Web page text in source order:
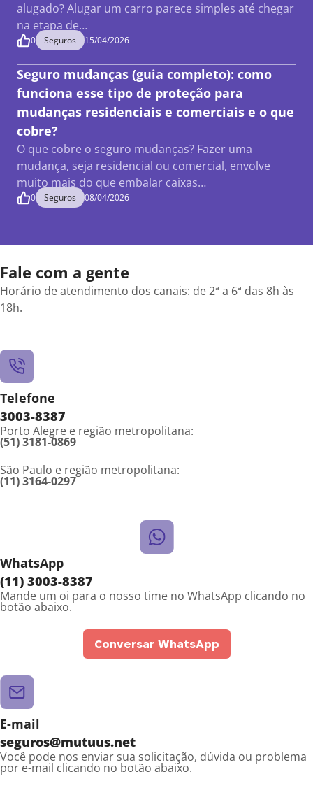
alugado? Alugar um carro parece simples até chegar
na etapa de…
0 Seguros 15/04/2026
Seguro mudanças (guia completo): como
funciona esse tipo de proteção para
mudanças residenciais e comerciais e o que
cobre?
O que cobre o seguro mudanças? Fazer uma
mudança, seja residencial ou comercial, envolve
muito mais do que embalar caixas…
0 Seguros 08/04/2026
Fale com a gente
Horário de atendimento dos canais: de 2ª a 6ª das 8h às
18h.
Telefone
3003-8387
Porto Alegre e região metropolitana:
(51) 3181-0869
São Paulo e região metropolitana:
(11) 3164-0297
WhatsApp
(11) 3003-8387
Mande um oi para o nosso time no WhatsApp clicando no
botão abaixo.
Conversar WhatsApp
E-mail
seguros@mutuus.net
Você pode nos enviar sua solicitação, dúvida ou problema
por e-mail clicando no botão abaixo.